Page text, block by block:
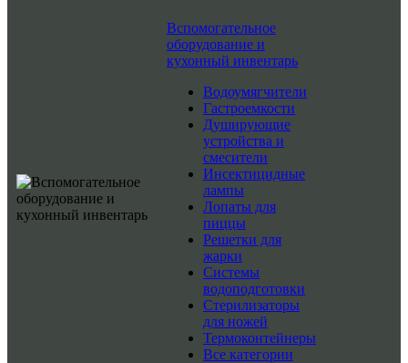
Вспомогательное
оборудование и
кухонный инвентарь
Водоумягчители
Гастроемкости
Душирующие
устройства и
смесители
Инсектицидные
лампы
Лопаты для
пиццы
Решетки для
жарки
Системы
водоподготовки
Стерилизаторы
для ножей
Термоконтейнеры
Все категории